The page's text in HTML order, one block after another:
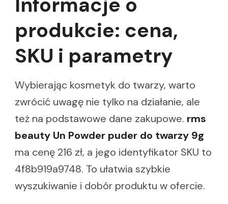
produkcie: cena,
SKU i parametry
Wybierając kosmetyk do twarzy, warto
zwrócić uwagę nie tylko na działanie, ale
też na podstawowe dane zakupowe. rms
beauty Un Powder puder do twarzy 9g
ma cenę 216 zł, a jego identyfikator SKU to
4f8b919a9748. To ułatwia szybkie
wyszukiwanie i dobór produktu w ofercie.